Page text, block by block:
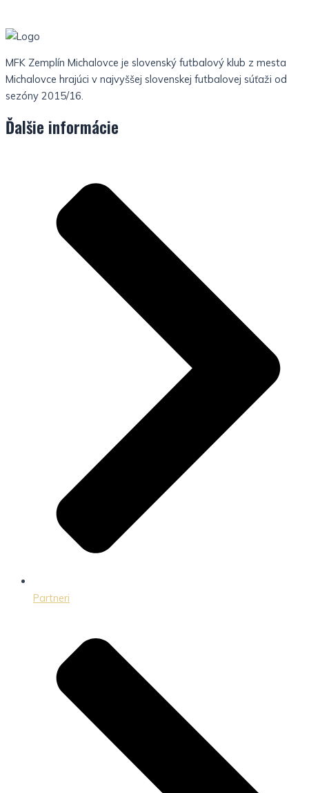
MFK Zemplín Michalovce je slovenský futbalový klub z mesta
Michalovce hrajúci v najvyššej slovenskej futbalovej súťaži od
sezóny 2015/16.
Ďalšie informácie
Partneri